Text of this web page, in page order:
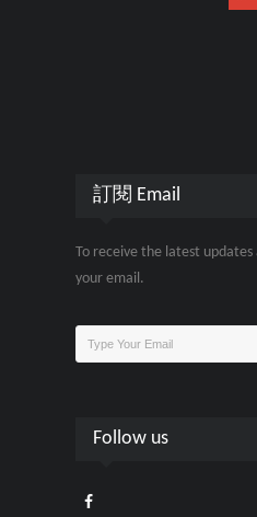
訂閱 Email
To receive the latest
your email.
Follow us